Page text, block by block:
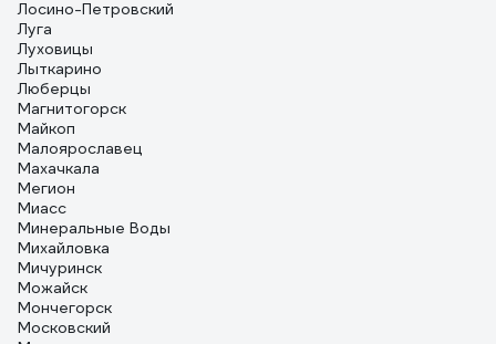
Лосино-Петровский
Луга
Луховицы
Лыткарино
Люберцы
Магнитогорск
Майкоп
Малоярославец
Махачкала
Мегион
Миасс
Минеральные Воды
Михайловка
Мичуринск
Можайск
Мончегорск
Московский